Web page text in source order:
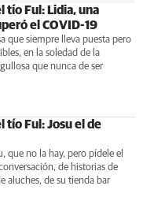
tío Ful: Lidia, una
el COVID-19
que siempre lleva puesta pero
en la soledad de la
que nunca de ser
tío Ful: Josu el de
que no la hay, pero pídele el
de historias de
aluches, de su tienda bar